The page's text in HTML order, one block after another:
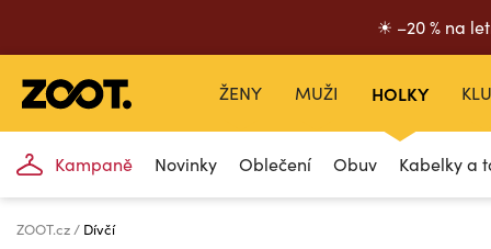
☀ –20 % na
ŽENY MUŽI HOLKY
Kampaně Novinky Oblečení Obuv Kabelky a
ZOOT.cz Dívčí